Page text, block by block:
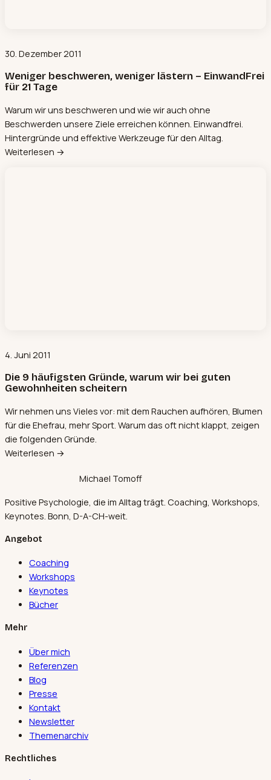
30. Dezember 2011
Weniger beschweren, weniger lästern – EinwandFrei
für 21 Tage
Warum wir uns beschweren und wie wir auch ohne
Beschwerden unsere Ziele erreichen können. Einwandfrei.
Hintergründe und effektive Werkzeuge für den Alltag.
Weiterlesen →
4. Juni 2011
Die 9 häufigsten Gründe, warum wir bei guten
Gewohnheiten scheitern
Wir nehmen uns Vieles vor: mit dem Rauchen aufhören, Blumen
für die Ehefrau, mehr Sport. Warum das oft nicht klappt, zeigen
die folgenden Gründe.
Weiterlesen →
Michael Tomoff
Positive Psychologie, die im Alltag trägt. Coaching, Workshops,
Keynotes. Bonn, D-A-CH-weit.
Angebot
Coaching
Workshops
Keynotes
Bücher
Mehr
Über mich
Referenzen
Blog
Presse
Kontakt
Newsletter
Themenarchiv
Rechtliches